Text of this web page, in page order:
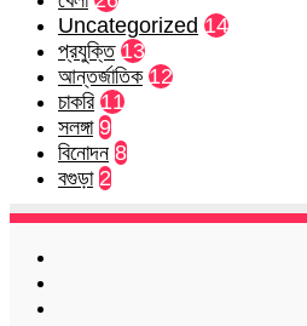
Uncategorized 14
প্রযুক্তি 13
আন্তর্জাতিক 12
চাকরি 11
সলঙ্গা 9
বিনোদন 8
বগুড়া 2